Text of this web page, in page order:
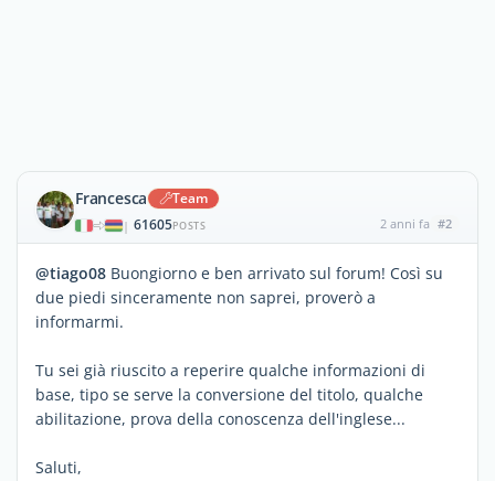
Francesca Team
| 61605POSTS 2 anni fa #2
@tiago08 Buongiorno e ben arrivato sul forum! Così su
due piedi sinceramente non saprei, proverò a
informarmi.
Tu sei già riuscito a reperire qualche informazioni di
base, tipo se serve la conversione del titolo, qualche
abilitazione, prova della conoscenza dell'inglese...
Saluti,